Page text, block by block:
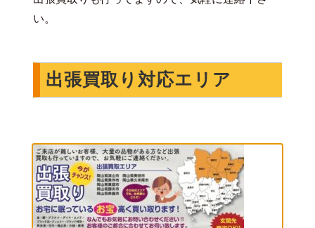
い。
出張買取り対応エリア